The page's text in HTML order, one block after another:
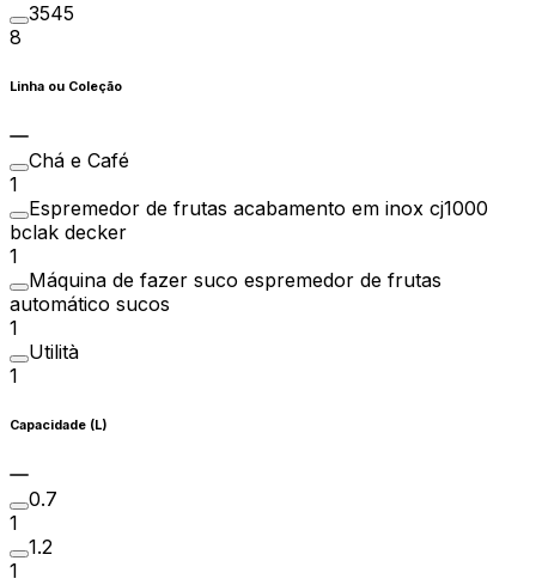
3545
8
Linha ou Coleção
Chá e Café
1
Espremedor de frutas acabamento em inox cj1000
bclak decker
1
Máquina de fazer suco espremedor de frutas
automático sucos
1
Utilità
1
Capacidade (L)
0.7
1
1.2
1